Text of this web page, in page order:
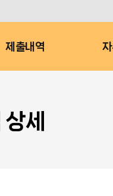
제출내역
세